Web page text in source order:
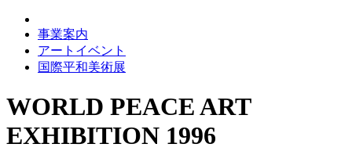
事業案内
アートイベント
国際平和美術展
WORLD PEACE ART
EXHIBITION 1996